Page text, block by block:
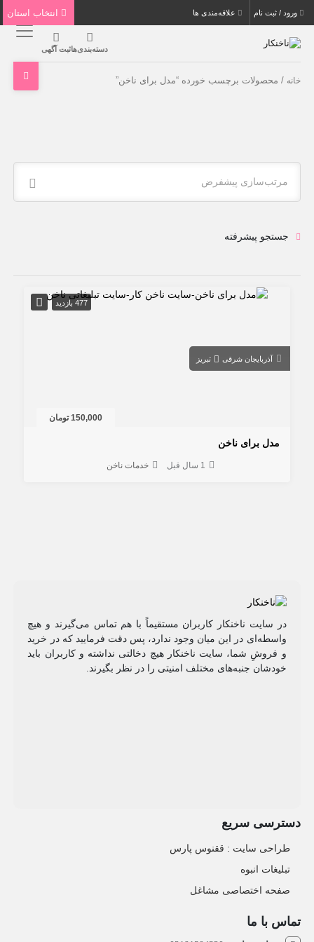
ورود / ثبت نام علاقه‌مندی ها
دسته‌بندی‌هاثبت آگهی
خانه / محصولات برچسب خورده “مدل برای ناخن”
مرتب‌سازی پیشفرض
جستجو پیشرفته
477 بازدید
آذربایجان شرقی تبریز
150,000 تومان
مدل برای ناخن
1 سال قبل خدمات ناخن
در سایت ناخنکار کاربران مستقیماً با هم تماس می‌گیرند و هیچ
واسطه‌ای در این میان وجود ندارد، پس دقت فرمایید که در خرید
و فروشِ شما، سایت ناخنکار هیچ دخالتی نداشته و کاربران باید
خودشان جنبه‌های مختلف امنیتی را در نظر بگیرند.
دسترسی سریع
طراحی سایت :‌ ققنوس پارس
تبلیغات انبوه
صفحه اختصاصی مشاغل
تماس با ما